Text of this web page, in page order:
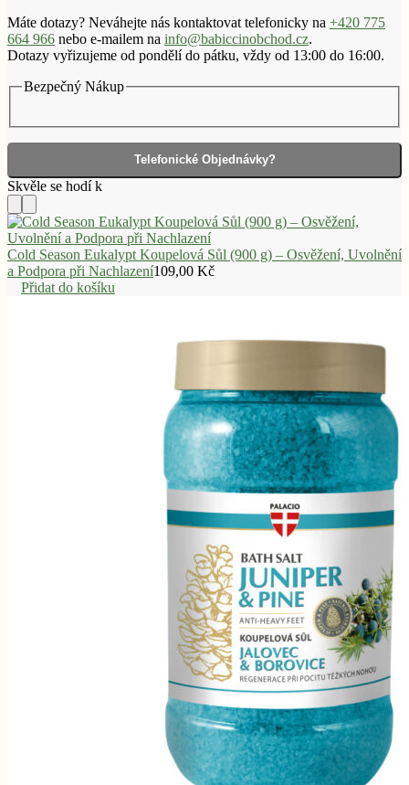
Máte dotazy? Neváhejte nás kontaktovat telefonicky na +420 775
664 966 nebo e-mailem na info@babiccinobchod.cz.
Dotazy vyřizujeme od pondělí do pátku, vždy od 13:00 do 16:00.
Bezpečný Nákup
Telefonické Objednávky?
Cold Season Eukalypt Koupelová Sůl (900 g) – Osvěžení, Uvolnění
a Podpora při Nachlazení109,00 Kč
Přidat do košíku